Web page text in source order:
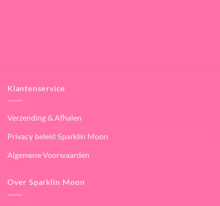
Klantenservice
Verzending & Afhalen
Privacy beleid Sparklin Moon
Algemene Voorwaarden
Over Sparklin Moon